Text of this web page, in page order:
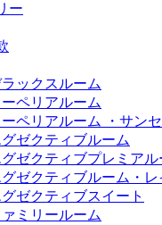
ー
ックスルーム
ーペリアルーム
ーペリアルーム ・サン
ゼクティブルーム
ゼクティブプレミアル
グゼクティブルーム・レ
ゼクティブスイート
ミリールーム